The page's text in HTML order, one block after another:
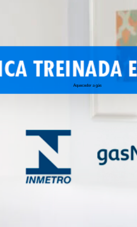
Aquecedor a gás